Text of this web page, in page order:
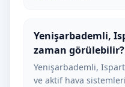
Yenişarbademli,
zaman görülebilir?
Yenişarbademli,
ve aktif hava